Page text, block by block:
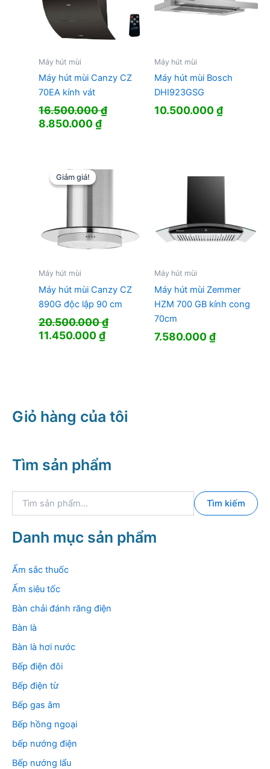
Máy hút mùi
Máy hút mùi Canzy CZ
70EA kính vát
16.500.000₫
Giá
8.850.000₫Giá
Máy hút mùi
Máy hút mùi Bosch
DHI923GSG
10.500.000₫
Giảm giá!
Giảm giá!
Máy hút mùi
Máy hút mùi Canzy CZ
890G độc lập 90 cm
20.500.000₫
Giá
11.450.000₫Giá
Máy hút mùi
Máy hút mùi Zemmer
HZM 700 GB kính cong
70cm
7.580.000₫
Giỏ hàng của tôi
Tìm sản phẩm
k
i
m
Tìm kiếm
Danh mục sản phẩm
Ấm sắc thuốc
Ấm siêu tốc
Bàn chải đánh răng điện
Bàn là
Bàn là hơi nước
Bếp điện đôi
Bếp điện từ
Bếp gas âm
Bếp hồng ngoại
bếp nướng điện
Bếp nướng lẩu